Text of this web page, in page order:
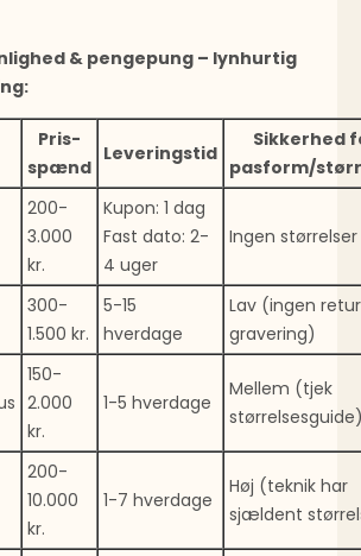
& pengepung – lynhurtig
Pris­
spænd
Leveringstid
Sikkerhed
pasform/
200-
3.000
kr.
Kupon: 1 dag
Fast dato: 2-
4 uger
Ingen størrelser
300-
1.500 kr.
5-15
hverdage
Lav (ingen
gravering)
150-
2.000
kr.
1-5 hverdage
Mellem (tjek
200-
10.000
kr.
1-7 hverdage
Høj (teknik har
sjældent